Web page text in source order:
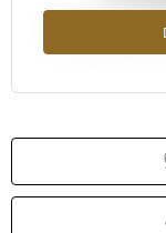
Tendance à la